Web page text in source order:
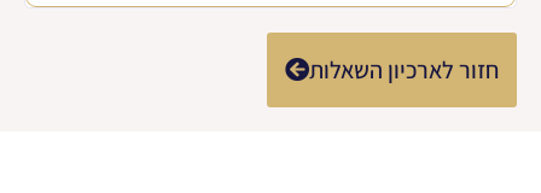
חזור לארכיון השאלות